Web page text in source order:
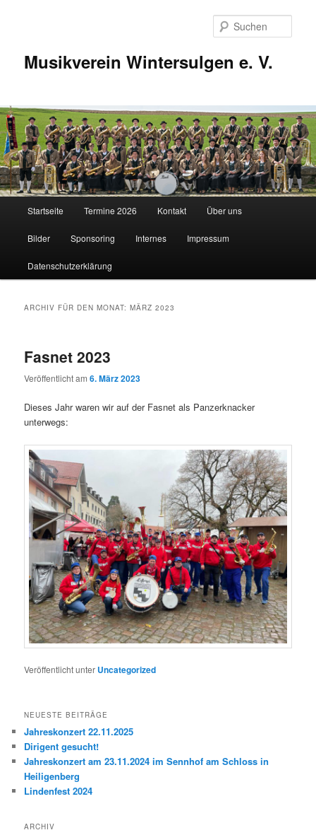
Musikverein Wintersulgen e. V.
Startseite Termine 2026 Kontakt Über uns
Bilder Sponsoring Internes Impressum
Datenschutzerklärung
ARCHIV FÜR DEN MONAT:MÄRZ 2023
Fasnet 2023
Veröffentlicht am6. März 2023
Dieses Jahr waren wir auf der Fasnet als Panzerknacker
unterwegs:
Veröffentlicht unter Uncategorized
NEUESTE BEITRÄGE
Jahreskonzert 22.11.2025
Dirigent gesucht!
Jahreskonzert am 23.11.2024 im Sennhof am Schloss in
Heiligenberg
Lindenfest 2024
ARCHIV